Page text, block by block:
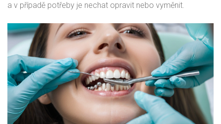
a v případě potřeby je nechat opravit nebo vyměnit.